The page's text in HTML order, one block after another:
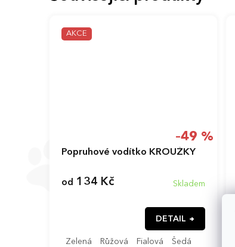
AKCE
–49 %
Popruhové vodítko KROUŽKY
Skladem
od 134 Kč
DETAIL
Zelená Růžová Fialová Šedá